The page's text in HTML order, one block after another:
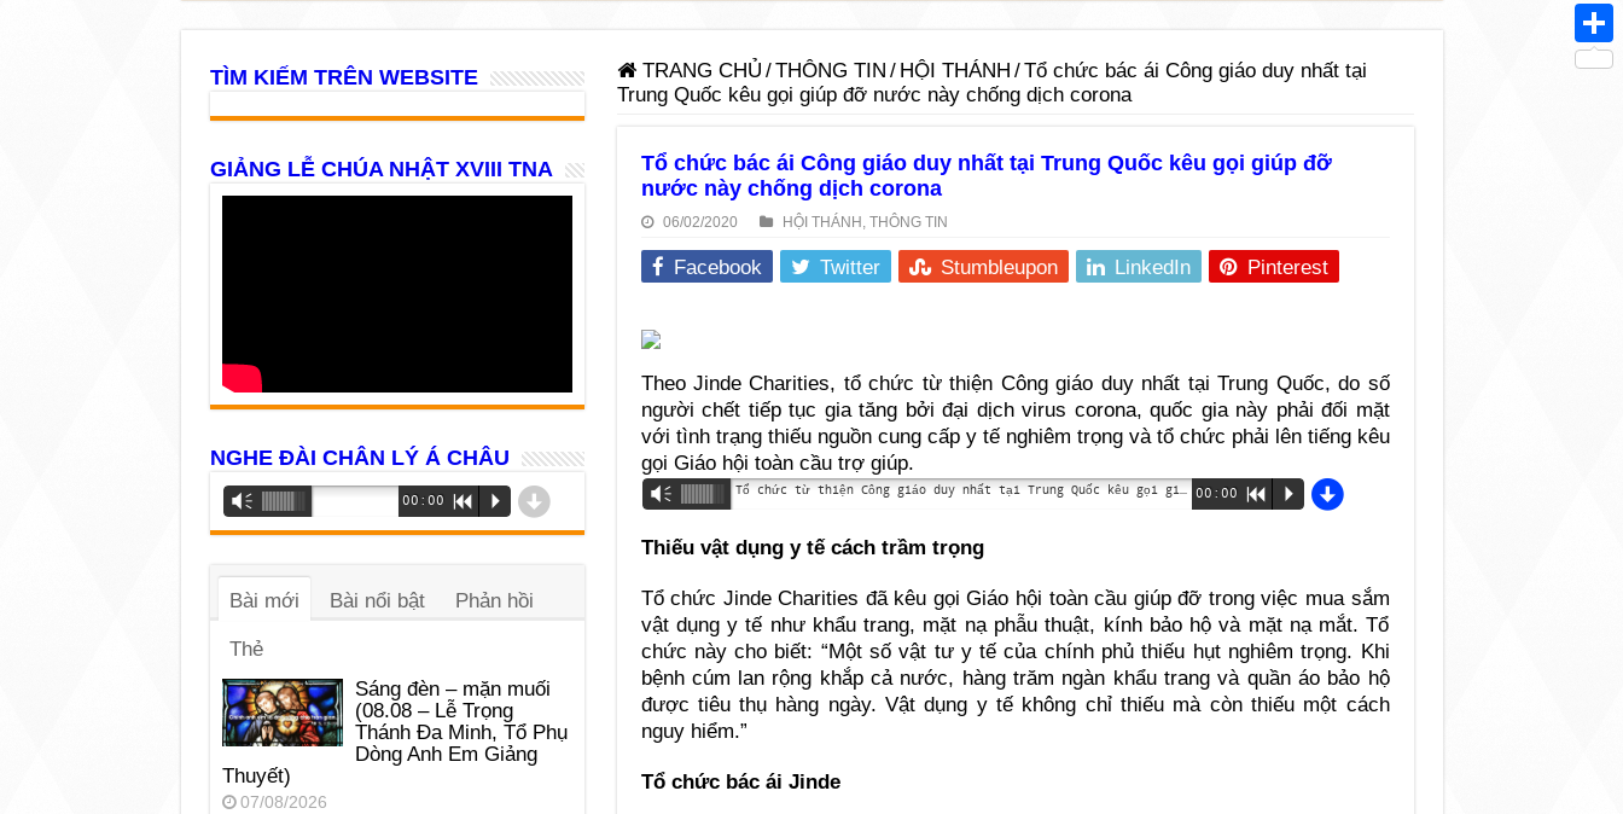
TRANG CHỦ /THÔNG TIN / HỘI THÁNH /Tổ chức bác ái Công giáo duy nhất tại
Trung Quốc kêu gọi giúp đỡ nước này chống dịch corona
Tổ chức bác ái Công giáo duy nhất tại Trung Quốc kêu gọi giúp đỡ
nước này chống dịch corona
06/02/2020 HỘI THÁNH , THÔNG TIN
Facebook Twitter Stumbleupon LinkedIn Pinterest
Theo Jinde Charities, tổ chức từ thiện Công giáo duy nhất tại Trung Quốc, do số
người chết tiếp tục gia tăng bởi đại dịch virus corona, quốc gia này phải đối mặt
với tình trạng thiếu nguồn cung cấp y tế nghiêm trọng và tổ chức phải lên tiếng kêu
gọi Giáo hội toàn cầu trợ giúp.
Vm 00:00 R P d
Thiếu vật dụng y tế cách trầm trọng
Tổ chức Jinde Charities đã kêu gọi Giáo hội toàn cầu giúp đỡ trong việc mua sắm
vật dụng y tế như khẩu trang, mặt nạ phẫu thuật, kính bảo hộ và mặt nạ mắt. Tổ
chức này cho biết: “Một số vật tư y tế của chính phủ thiếu hụt nghiêm trọng. Khi
bệnh cúm lan rộng khắp cả nước, hàng trăm ngàn khẩu trang và quần áo bảo hộ
được tiêu thụ hàng ngày. Vật dụng y tế không chỉ thiếu mà còn thiếu một cách
nguy hiểm.”
Tổ chức bác ái Jinde
TÌM KIẾM TRÊN WEBSITE
GIẢNG LỄ CHÚA NHẬT XVIII TNA
NGHE ĐÀI CHÂN LÝ Á CHÂU
Trình
phát
âm
Vm 00:00 R P d
Bài mới Bài nổi bật Phản hồi
Thẻ
Sáng đèn – mặn muối
(08.08 – Lễ Trọng
Thánh Đa Minh, Tổ Phụ
Dòng Anh Em Giảng
Thuyết)
07/08/2026